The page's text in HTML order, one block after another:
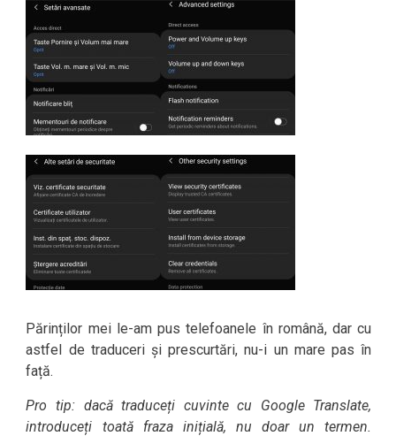
Părinților mei le-am pus telefoanele în română, dar cu
astfel de traduceri și prescurtări, nu-i un mare pas în
față.
Pro tip: dacă traduceți cuvinte cu Google Translate,
introduceți toată fraza inițială, nu doar un termen.